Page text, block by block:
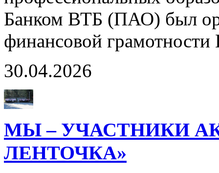
Банком ВТБ (ПАО) был
финансовой
30.04.2026
МЫ – УЧАСТНИКИ
ЛЕНТОЧКА»